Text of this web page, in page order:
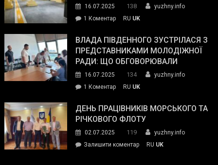
спільний
окупанти.
Маємо
діяти
команда
пожежу
у
16.07.2025 138
yuzhny.info
1 Коментардо
Південного
провів
інспекцію
RU UK
ВЛАДА ПІВДЕННОГО ЗУСТРІЛАСЯ З
ПРЕДСТАВНИКАМИ МОЛОДІЖНОЇ
РАДИ: ЩО ОБГОВОРЮВАЛИ
16.07.2025 134
yuzhny.info
1 Коментардо
Південного
зустрілася
представниками
молодіжної
RU UK
ДЕНЬ ПРАЦІВНИКІВ МОРСЬКОГО ТА
РІЧКОВОГО ФЛОТУ
02.07.2025 119
yuzhny.info
Залишити коментарon
RU UK